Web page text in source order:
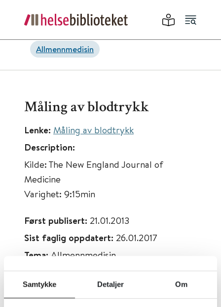
Samtykke Detaljer Om
Allmennmedisin
Måling av blodtrykk
Lenke: Måling av blodtrykk
Description:
Kilde: The New England Journal of
Medicine
Varighet: 9:15min
Først publisert: 21.01.2013
Sist faglig oppdatert: 26.01.2017
Tema: Allmennmedisin
Dokumenttype:Videoer
Utgiver:
The New England Journal of